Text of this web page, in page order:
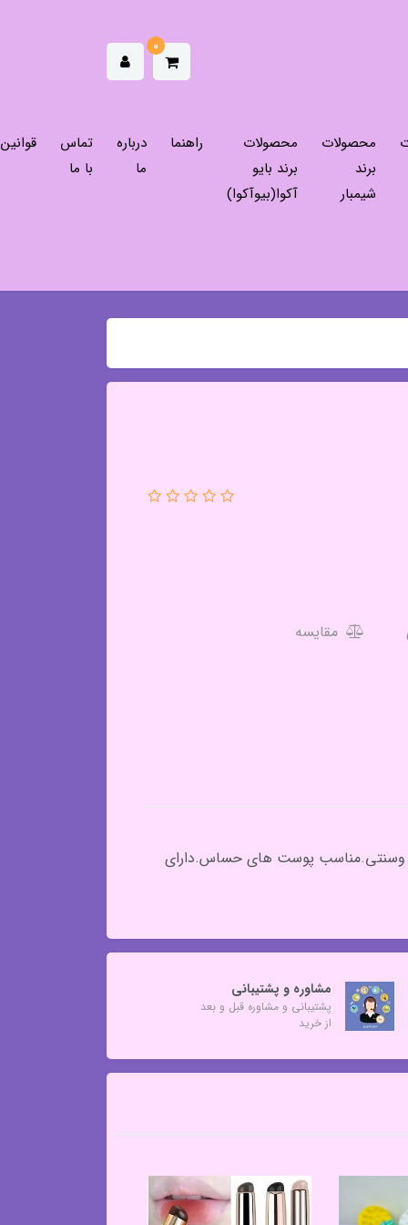
0
محصولات
برند
شیمبار
محصولات
برند بایو
آکوا(بیوآکوا)
راهنما
درباره
ما
تماس
با ما
قوانین
مقایسه
وسنتی.مناسب پوست های حساس.دارای
مشاوره و پشتیبانی
پشتیبانی و مشاوره قبل و بعد
از خرید